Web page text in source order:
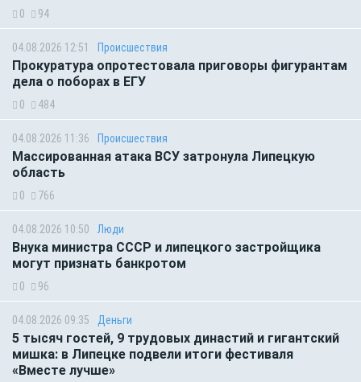
0 94
04.08.2026 12:51 Происшествия
Прокуратура опротестовала приговоры фигурантам
дела о поборах в ЕГУ
0 484
04.08.2026 11:36 Происшествия
Массированная атака ВСУ затронула Липецкую
область
0 766
04.08.2026 10:50 Люди
Внука министра СССР и липецкого застройщика
могут признать банкротом
0 96
04.08.2026 09:35 Деньги
5 тысяч гостей, 9 трудовых династий и гигантский
мишка: в Липецке подвели итоги фестиваля
«Вместе лучше»